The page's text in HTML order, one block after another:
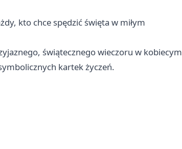
kto chce spędzić święta w miłym
świątecznego wieczoru w kobiecym
kartek życzeń.